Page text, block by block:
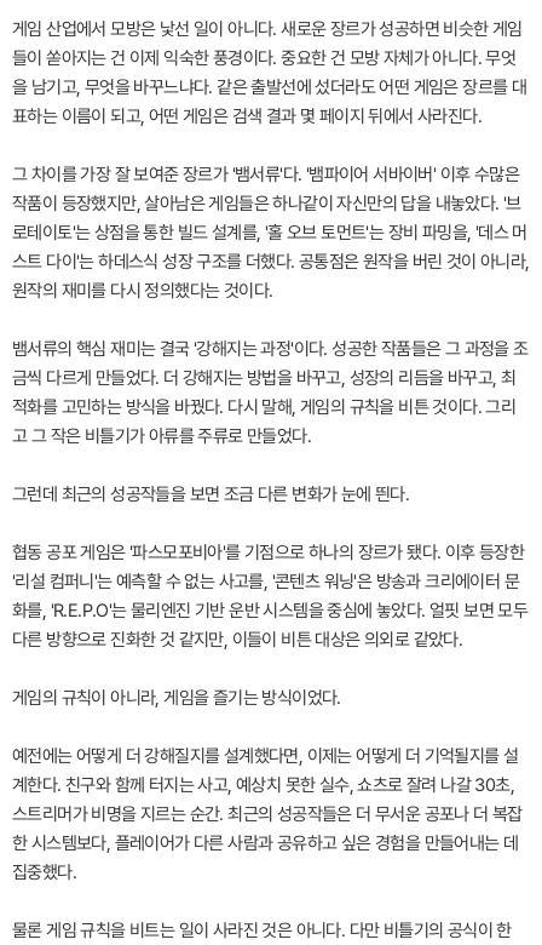
게임 산업에서 모방은 낯선 일이 아니다. 새로운 장르가 성공하면 비슷한 게임
들이 쏟아지는 건 이제 익숙한 풍경이다. 중요한 건 모방 자체가 아니다. 무엇
을 남기고, 무엇을 바꾸느냐다. 같은 출발선에 섰더라도 어떤 게임은 장르를 대
표하는 이름이 되고, 어떤 게임은 검색 결과 몇 페이지 뒤에서 사라진다.
그 차이를 가장 잘 보여준 장르가 '뱀서류'다. '뱀파이어 서바이버' 이후 수많은
작품이 등장했지만, 살아남은 게임들은 하나같이 자신만의 답을 내놓았다. '브
로테이토'는 상점을 통한 빌드 설계를, '홀 오브 토먼트'는 장비 파밍을, '데스 머
스트 다이'는 하데스식 성장 구조를 더했다. 공통점은 원작을 버린 것이 아니라,
원작의 재미를 다시 정의했다는 것이다.
뱀서류의 핵심 재미는 결국 '강해지는 과정'이다. 성공한 작품들은 그 과정을 조
금씩 다르게 만들었다. 더 강해지는 방법을 바꾸고, 성장의 리듬을 바꾸고, 최
적화를 고민하는 방식을 바꿨다. 다시 말해, 게임의 규칙을 비튼 것이다. 그리
고 그 작은 비틀기가 아류를 주류로 만들었다.
그런데 최근의 성공작들을 보면 조금 다른 변화가 눈에 띈다.
협동 공포 게임은 '파스모포비아'를 기점으로 하나의 장르가 됐다. 이후 등장한
'리설 컴퍼니'는 예측할 수 없는 사고를, '콘텐츠 워닝'은 방송과 크리에이터 문
화를, 'R.E.P.O'는 물리엔진 기반 운반 시스템을 중심에 놓았다. 얼핏 보면 모두
다른 방향으로 진화한 것 같지만, 이들이 비튼 대상은 의외로 같았다.
게임의 규칙이 아니라, 게임을 즐기는 방식이었다.
예전에는 어떻게 더 강해질지를 설계했다면, 이제는 어떻게 더 기억될지를 설
계한다. 친구와 함께 터지는 사고, 예상치 못한 실수, 쇼츠로 잘려 나갈 30초,
스트리머가 비명을 지르는 순간. 최근의 성공작들은 더 무서운 공포나 더 복잡
한 시스템보다, 플레이어가 다른 사람과 공유하고 싶은 경험을 만들어내는 데
집중했다.
물론 게임 규칙을 비트는 일이 사라진 것은 아니다. 다만 비틀기의 공식이 한